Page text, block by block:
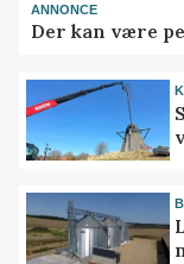
ANNONCE
Der kan være